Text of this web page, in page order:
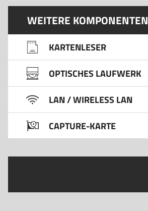
WEITERE KOMPONENTEN
KARTENLESER
OPTISCHES LAUFWERK
LAN / WIRELESS LAN
CAPTURE-KARTE